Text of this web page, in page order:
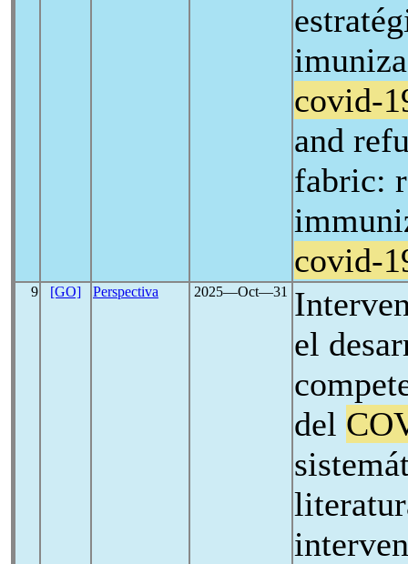
covid-
and
fabric:
covid-
9 [GO] Perspectiva 2025―Oct―31
el
del